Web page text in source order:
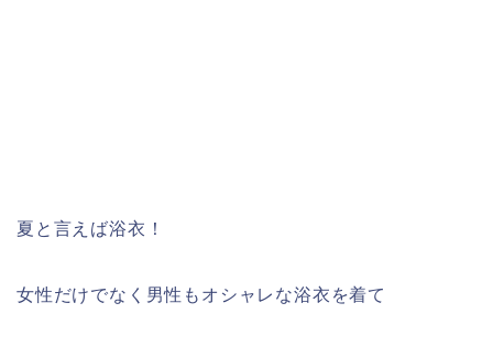
夏と言えば浴衣！
女性だけでなく男性もオシャレな浴衣を着て